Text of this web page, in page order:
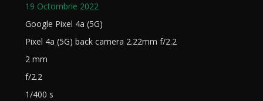
19 Octombrie 2022
Google Pixel 4a (5G)
Pixel 4a (5G) back camera 2.22mm f/2.2
2 mm
f/2.2
1/400 s